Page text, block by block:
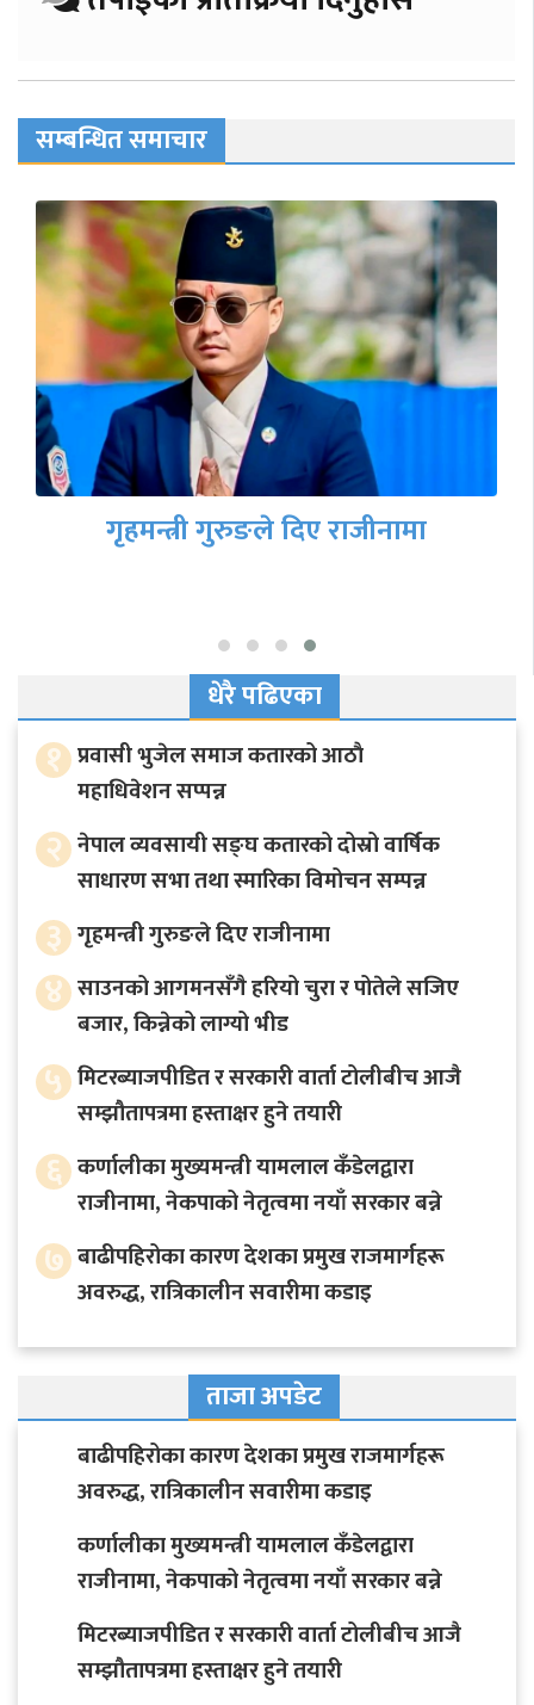
सम्बन्धित समाचार
गृहमन्त्री गुरुङले दिए राजीनामा
धेरै पढिएका
१ प्रवासी भुजेल समाज कतारको आठाै
महाधिवेशन सप्पन्न
२ नेपाल व्यवसायी सङ्घ कतारको दोस्रो वार्षिक
साधारण सभा तथा स्मारिका विमोचन सम्पन्न
३ गृहमन्त्री गुरुङले दिए राजीनामा
४ साउनको आगमनसँगै हरियो चुरा र पोतेले सजिए
बजार, किन्नेको लाग्यो भीड
५ मिटरब्याजपीडित र सरकारी वार्ता टोलीबीच आजै
सम्झौतापत्रमा हस्ताक्षर हुने तयारी
६ कर्णालीका मुख्यमन्त्री यामलाल कँडेलद्वारा
राजीनामा, नेकपाको नेतृत्वमा नयाँ सरकार बन्ने
७ बाढीपहिरोका कारण देशका प्रमुख राजमार्गहरू
अवरुद्ध, रात्रिकालीन सवारीमा कडाइ
ताजा अपडेट
बाढीपहिरोका कारण देशका प्रमुख राजमार्गहरू
अवरुद्ध, रात्रिकालीन सवारीमा कडाइ
कर्णालीका मुख्यमन्त्री यामलाल कँडेलद्वारा
राजीनामा, नेकपाको नेतृत्वमा नयाँ सरकार बन्ने
मिटरब्याजपीडित र सरकारी वार्ता टोलीबीच आजै
सम्झौतापत्रमा हस्ताक्षर हुने तयारी